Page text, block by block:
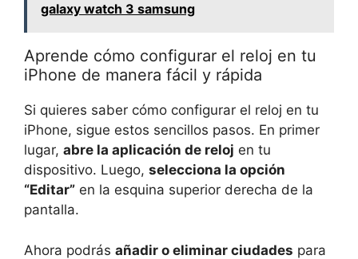
galaxy watch 3 samsung
Aprende cómo configurar el reloj en tu
iPhone de manera fácil y rápida
Si quieres saber cómo configurar el reloj en tu
iPhone, sigue estos sencillos pasos. En primer
lugar, abre la aplicación de reloj en tu
dispositivo. Luego, selecciona la opción
“Editar” en la esquina superior derecha de la
pantalla.
Ahora podrás añadir o eliminar ciudades para